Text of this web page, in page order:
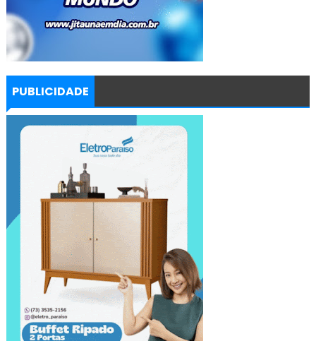
PUBLICIDADE